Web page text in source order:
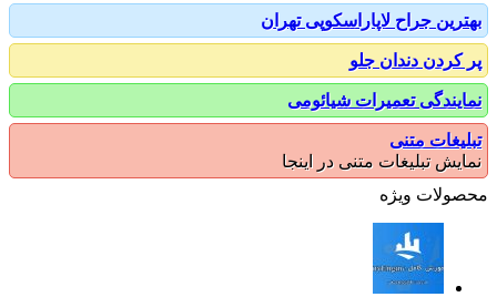
جراح لاپاراسکوپی تهران
دندان جلو
تعمیرات شیائومی
متنی
تبلیغات متنی در اینجا
ویژه